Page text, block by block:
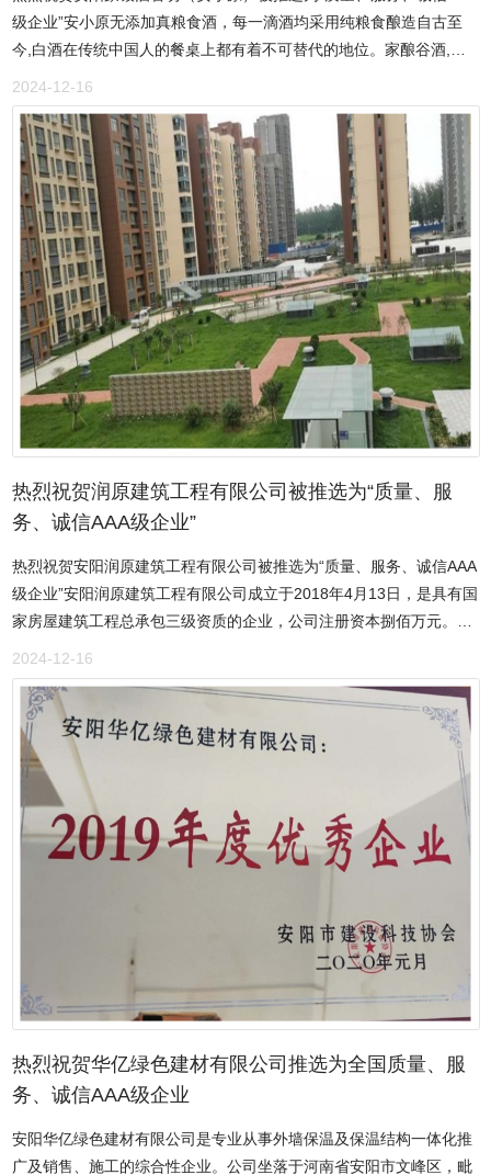
级企业”安小原无添加真粮食酒，每一滴酒均采用纯粮食酿造自古至
今,白酒在传统中国人的餐桌上都有着不可替代的地位。家酿谷酒,让
彼此亲近。白酒,融合着中国人的情愫,也为中华民族的豪迈添辉一
笔。 正是中国人对白酒有着一份无法割舍的情感,所以至今人们依然
保留着饮用白酒的习惯。白酒历史悠久,华夏沃土在漫长悠久的历史长
河中也孕育出了不少白酒品牌。纯粮固态白酒是中国白酒产业独有的
传统工艺，有着上千年的历史，纯粮固态发酵白酒采用的是完全传统
的酿酒工艺，以粮食为原料，经粉碎后加入曲药自然发酵一定时间，
经高温蒸馏后得到的白酒。有着独特的香型，如浓、清、酱、米四大
香型，受到很多人的喜爱。但是闻名世界的天价白酒不宜小酌,更不宜
宴请家用,而市场一些打着纯粮食白酒,却是食用酒精勾兑而成,白酒市
场很乱。安阳豪毅酒窖坊采用真正传统制作工艺,打造了一款无添加安
全健康原浆酒——“安小原”。“安小原”对粮食的选择、蒸馏、生产都有
着严格的监管标准,力求每一杯送上客人餐桌的“安小原”都是值得称道
的好酒。公司秉承以质量为立足之本,保证不添加食用酒精、香精、甜
味剂等外来添加剂,让工业元素侵蚀的舌尖品尝到粮食发酵出来的酒
香,让人们喝上传统工艺酿造白酒的,让中国的粮食白酒文化重归餐桌,
成为家家户户都消费得起的谷物粮食酒。“安小原”一经面市就获得了
感上能够抓住饮酒者的味蕾,而且在制作工艺和保护消费者健康上做足
了功夫,从品牌名字的由来我们就可以看出品牌的定位。“安小原”可以
看出安阳豪毅酒窖坊从一开始就已经定位自己只做无添加粮食酒,是第
一家敢承诺自己是无添加的粮食酒。产品摒弃了使用现代工业冰冷的
酿造方式,用中华传统制作方法酿造发酵。故而“安小原”入口饱满,醇厚
绵柔,既不寡淡又回味无穷。真正的好酒饮用后,不刺喉,不上头,醒酒快,
对身体的刺激和伤害较小,这正是“安小原”在众多白酒品牌中脱颖而出
并俘获消费者的一大优势。如今市面上白酒比比皆是,然而从粮食酒的
酿造工艺和直接成本来计算,很多白酒售价远远低于粮食酒的成本价
格,毋庸置疑这类酒是属于勾兑酒。另外有一部分中低端酒,明明是食
用酒精勾兑酒,也是宣称自己是粮食酒。为什么敢这样呢?因为食用酒
精也是由粮食酿造出来的,所以食用酒精勾兑酒可以明目张胆的说自己
人眼花缭乱,无从下手。安小原致力于让每一位消费者都能喝到价格亲
民又健康好喝的纯粮食酒，欢迎热爱粮食酒的消费者品评！
2024-12-16
热烈祝贺润原建筑工程有限公司被推选为“质量、服
务、诚信AAA级企业”
热烈祝贺安阳润原建筑工程有限公司被推选为“质量、服务、诚信AAA
级企业”安阳润原建筑工程有限公司成立于2018年4月13日，是具有国
家房屋建筑工程总承包三级资质的企业，公司注册资本捌佰万元。主
要经营范围：建筑工程施工，建筑装修装饰施工，地基基础工程施
工，市政公用工程施工，建材销售，建筑机械租赁和设备租赁。公司
现有注册一级建造师一名，注册二级建造师六名，承建、给排水、电
气、结构中级职称八人，城建初级职称十五人，高级技术工人三十
人，中级技术工人十七人，特殊工种九人，现场管理人员及专职安全
员十三人，主要技术人员具有十八年从业工作经历，熟悉现场施工技
术和人员管理，具有十分成熟的施工和现场管理经验。安阳润原建筑
工程有限公司本着“诚信为本、精益求精”的经营理念，始终坚持“安全
第一，质量至上”的施工原则，牢记“青山绿水就是金山银山”。2020年
业，受到上级部门赞誉。在工程施工过程中严控质量关，以质量谋生
存，以效益求壮大。安阳润原建筑工程有限公司积极研究国家相关的
产业政策，展望公司未来整体战略发展方向，学习具有良好的市场发
展前景的施工技术，使用先进的施工工具。在项目实施过程中使用
BIM数字化模型生产技术和装配式施工技术，使施工和建筑信息化完
美结合，降低工程施工成本，进一步增强公司在工程施工等领域的市
场声誉和份额，提升公司核心竞争力，增加公司新的利润增长点和盈
经济发展的需要，公司积极探索发展新思路，积极响应国家号召，
以“质量求生存，信誉求发展，安全求效益，管理拓市场”的企业精
2024-12-16
热烈祝贺华亿绿色建材有限公司推选为全国质量、服
务、诚信AAA级企业
安阳华亿绿色建材有限公司是专业从事外墙保温及保温结构一体化推
广及销售、施工的综合性企业。公司坐落于河南省安阳市文峰区，毗